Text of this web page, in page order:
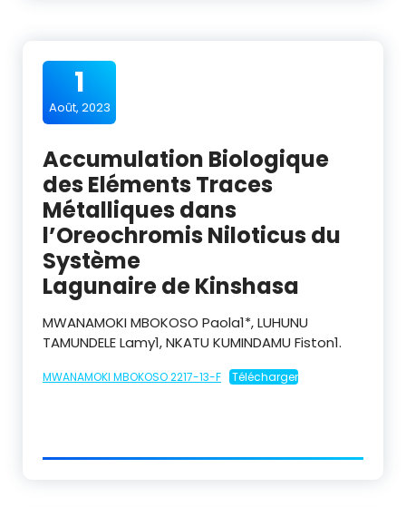
1
Août, 2023
Accumulation Biologique
des Eléments Traces
Métalliques dans
l’Oreochromis Niloticus du
Système
Lagunaire de Kinshasa
MWANAMOKI MBOKOSO Paola1*, LUHUNU
TAMUNDELE Lamy1, NKATU KUMINDAMU Fiston1.
MWANAMOKI MBOKOSO 2217-13-F Télécharger